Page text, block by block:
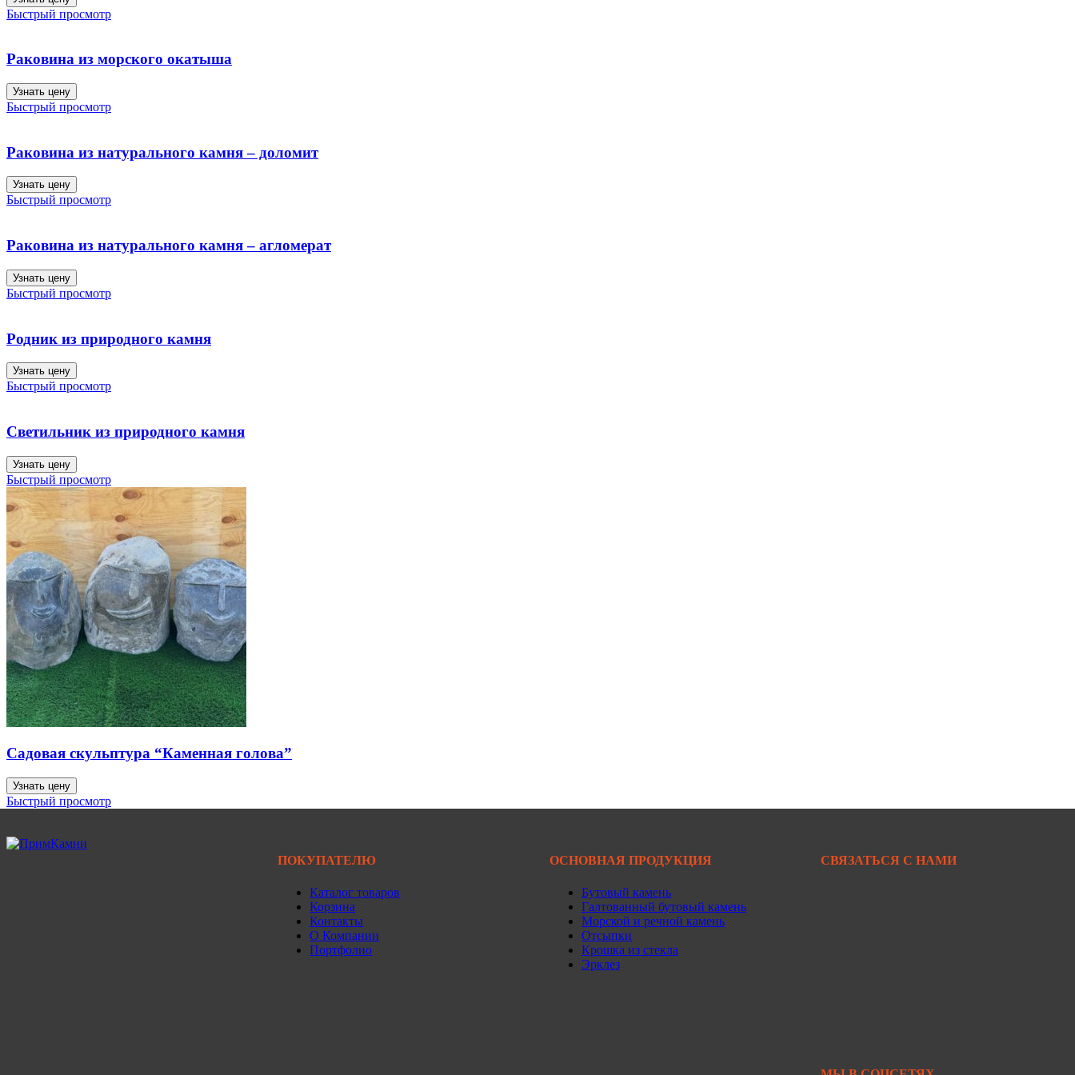
Быстрый просмотр
Раковина из морского окатыша
Узнать цену
Быстрый просмотр
Раковина из натурального камня – доломит
Узнать цену
Быстрый просмотр
Раковина из натурального камня – агломерат
Узнать цену
Быстрый просмотр
Родник из природного камня
Узнать цену
Быстрый просмотр
Светильник из природного камня
Узнать цену
Быстрый просмотр
Садовая скульптура “Каменная голова”
Узнать цену
Быстрый просмотр
ПОКУПАТЕЛЮ
Каталог товаров
Корзина
Контакты
О Компании
Портфолио
ОСНОВНАЯ ПРОДУКЦИЯ
Бутовый камень
Галтованный бутовый камень
Морской и речной камень
Отсыпки
Крошка из стекла
Эрклез
СВЯЗАТЬСЯ С НАМИ